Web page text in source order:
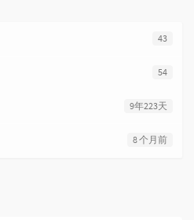
43
54
9年223天
8 个月前